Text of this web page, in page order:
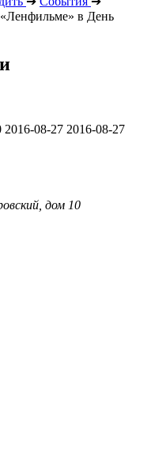
в День
2016-08-27 2016-08-27
дом 10